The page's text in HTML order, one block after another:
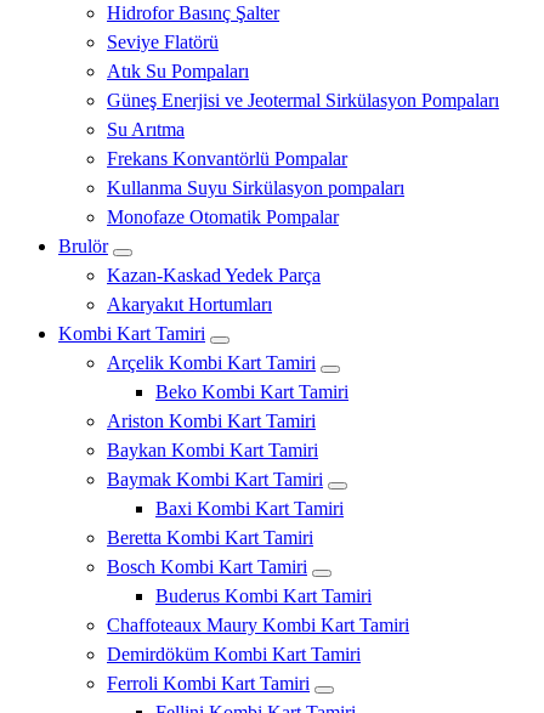
Hidrofor Basınç Şalter
Seviye Flatörü
Atık Su Pompaları
Güneş Enerjisi ve Jeotermal Sirkülasyon Pompaları
Su Arıtma
Frekans Konvantörlü Pompalar
Kullanma Suyu Sirkülasyon pompaları
Monofaze Otomatik Pompalar
Brulör
Kazan-Kaskad Yedek Parça
Akaryakıt Hortumları
Kombi Kart Tamiri
Arçelik Kombi Kart Tamiri
Beko Kombi Kart Tamiri
Ariston Kombi Kart Tamiri
Baykan Kombi Kart Tamiri
Baymak Kombi Kart Tamiri
Baxi Kombi Kart Tamiri
Beretta Kombi Kart Tamiri
Bosch Kombi Kart Tamiri
Buderus Kombi Kart Tamiri
Chaffoteaux Maury Kombi Kart Tamiri
Demirdöküm Kombi Kart Tamiri
Ferroli Kombi Kart Tamiri